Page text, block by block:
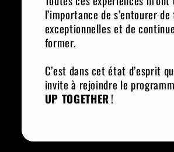
l’importance de s’entourer
exceptionnelles et de
former.
C’est dans cet état d’esprit
invite à rejoindre le
UP TOGETHER!